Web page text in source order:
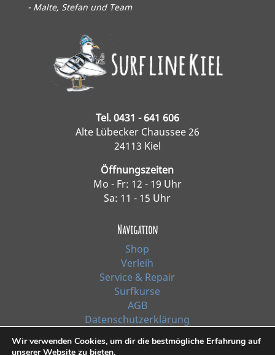
- Malte, Stefan und Team
Tel. 0431 - 641 606
Alte Lübecker Chaussee 26
24113 Kiel
Öffnungszeiten
Mo - Fr: 12 - 19 Uhr
Sa: 11 - 15 Uhr
Navigation
Shop
Verleih
Service & Repair
Surfkurse
AGB
Datenschutzerklärung
Wir verwenden Cookies, um dir die bestmögliche Erfahrung auf
unserer Website zu bieten.